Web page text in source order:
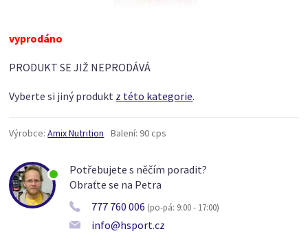
vyprodáno
PRODUKT SE JIŽ NEPRODÁVÁ
Vyberte si jiný produkt z této kategorie.
Výrobce: Amix Nutrition Balení: 90 cps
Potřebujete s něčím poradit?
Obraťte se na Petra
777 760 006 (po-pá: 9:00 - 17:00)
info@hsport.cz